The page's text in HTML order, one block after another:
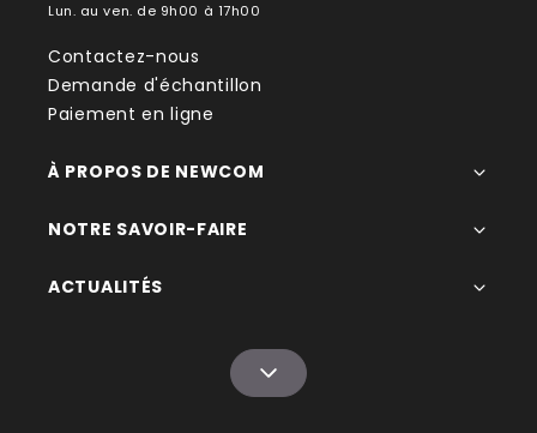
Lun. au ven. de 9h00 à 17h00
Contactez-nous
Demande d'échantillon
Paiement en ligne
À PROPOS DE NEWCOM
NOTRE SAVOIR-FAIRE
ACTUALITÉS